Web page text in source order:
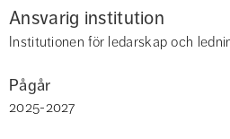
Ansvarig institution
Institutionen för ledarskap och
Pågår
2025-2027